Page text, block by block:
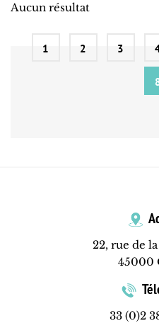
Aucun résultat
1 2 3
22, rue de
45000
33 (0)2